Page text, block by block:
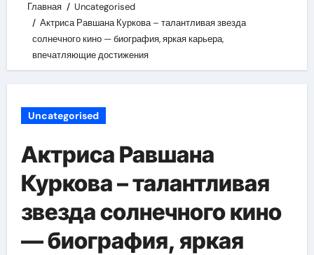
Главная
Uncategorised
Актриса Равшана Куркова – талантливая звезда
солнечного кино — биография, яркая карьера,
впечатляющие достижения
Uncategorised
Актриса Равшана
Куркова – талантливая
звезда солнечного кино
— биография, яркая